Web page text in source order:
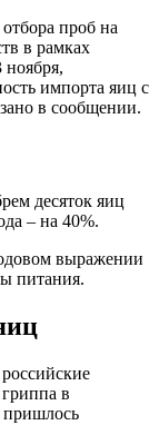
проб на
в рамках
ноября,
импорта яиц с
в сообщении.
десяток яиц
– на 40%.
выражении
питания.
в
пришлось